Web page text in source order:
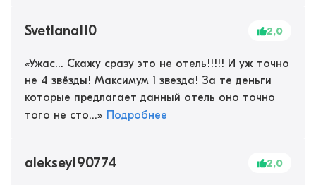
Svetlana110 2,0
«Ужас… Скажу сразу это не отель!!!!! И уж точно
не 4 звёзды! Максимум 1 звезда! За те деньги
которые предлагает данный отель оно точно
того не сто...» Подробнее
aleksey190774 2,0